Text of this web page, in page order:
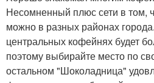
Несомненный плюс сети в том,
можно в разных районах
центральных кофейнях будет
поэтому выбирайте место по
остальном "Шоколадница"